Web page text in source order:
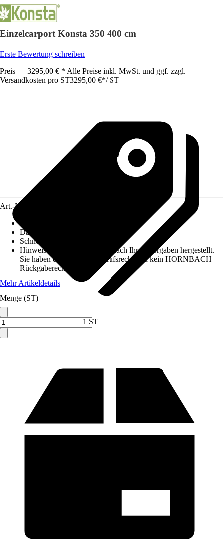
Einzelcarport Konsta 350 400 cm
Erste Bewertung schreiben
Preis — 3295,00 € * Alle Preise inkl. MwSt. und ggf. zzgl.
Versandkosten pro ST3295,00 €*/ ST
Verkauf durch:HORNBACH
Art.-Nr.
Dachform
Schneelast
Hinweis: Dieser Artikel wird nach Ihren Vorgaben hergestellt.
Sie haben daher kein Widerrufsrecht und kein HORNBACH
Rückgaberecht.
Mehr Artikeldetails
Menge (ST)
1 ST